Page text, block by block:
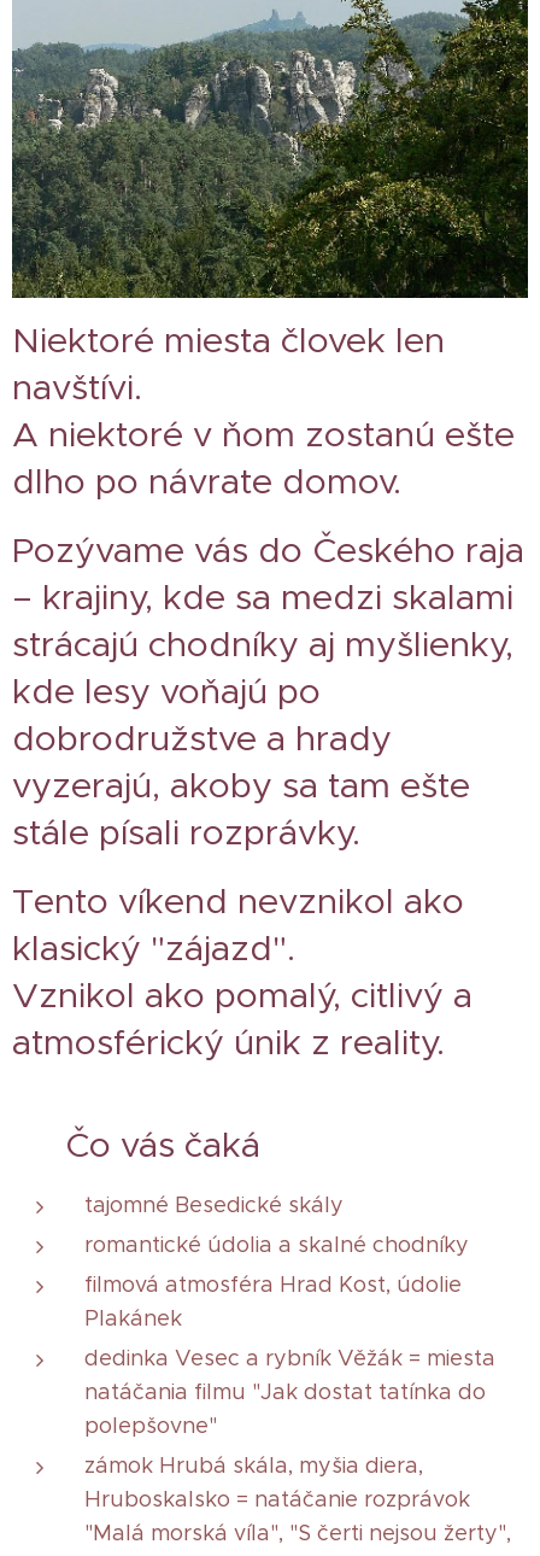
Niektoré miesta človek len
navštívi.
A niektoré v ňom zostanú ešte
dlho po návrate domov.
Pozývame vás do Českého raja
– krajiny, kde sa medzi skalami
strácajú chodníky aj myšlienky,
kde lesy voňajú po
dobrodružstve a hrady
vyzerajú, akoby sa tam ešte
stále písali rozprávky.
Tento víkend nevznikol ako
klasický "zájazd".
Vznikol ako pomalý, citlivý a
atmosférický únik z reality.
🌿 Čo vás čaká
tajomné Besedické skály
romantické údolia a skalné chodníky
filmová atmosféra Hrad Kost, údolie
Plakánek
dedinka Vesec a rybník Věžák = miesta
natáčania filmu "Jak dostat tatínka do
polepšovne"
zámok Hrubá skála, myšia diera,
Hruboskalsko = natáčanie rozprávok
"Malá morská víla", "S čerti nejsou žerty",